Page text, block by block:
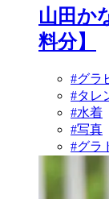
山田か
料分】
#グラ
#タレ
#水着
#写真
#グラ